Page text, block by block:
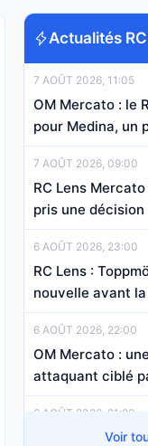
Actualités
7 AOÛT 2026, 11:05
OM Mercato : le
pour Medina, un
7 AOÛT 2026, 09:00
RC Lens
pris une
6 AOÛT 2026, 23:00
RC Lens :
nouvelle avant
6 AOÛT 2026, 22:00
OM Mercato :
attaquant ciblé
6 AOÛT 2026, 21:20
RC Lens
Voir